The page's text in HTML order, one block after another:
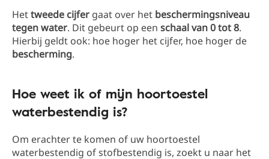
Hettweede cijfer gaat over het beschermingsniveau
tegen water. Dit gebeurt op een schaal van 0 tot 8.
Hierbij geldt ook: hoe hoger het cijfer, hoe hoger de
bescherming.
Hoe weet ik of mijn hoortoestel
waterbestendig is?
Om erachter te komen of uw hoortoestel
waterbestendig of stofbestendig is, zoekt u naar het